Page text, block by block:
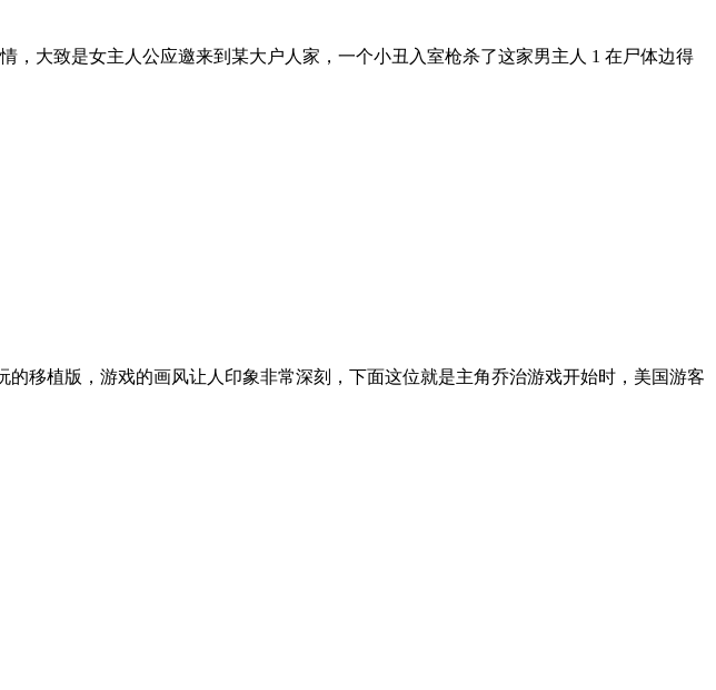
大致是女主人公应邀来到某大户人家，一个小丑入室枪杀了这家男主人 1 在尸体边得
移植版，游戏的画风让人印象非常深刻，下面这位就是主角乔治游戏开始时，美国游客